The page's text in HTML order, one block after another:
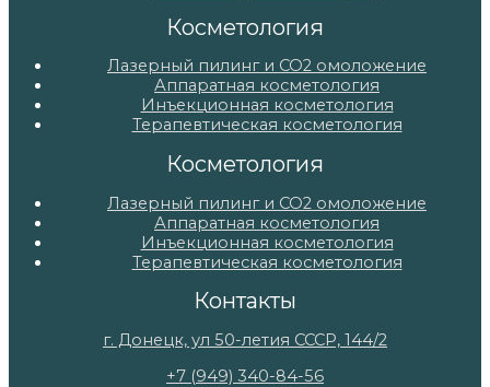
Косметология
Лазерный пилинг и СО2 омоложение
Аппаратная косметология
Инъекционная косметология
Терапевтическая косметология
Косметология
Лазерный пилинг и СО2 омоложение
Аппаратная косметология
Инъекционная косметология
Терапевтическая косметология
Контакты
г. Донецк, ул 50-летия СССР, 144/2
+7 (949) 340-84-56